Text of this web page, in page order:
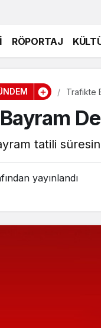
RÖPORTAJ
Trafikte
tatili
yayınlandı